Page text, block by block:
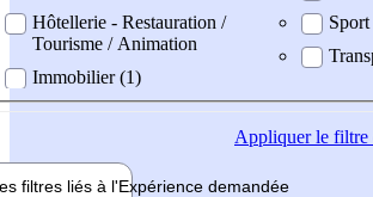
Hôtellerie - Restauration /
Tourisme / Animation
Immobilier (1)
Sport
Appliquerle filtre
filtres liés à l'Expérience demandée